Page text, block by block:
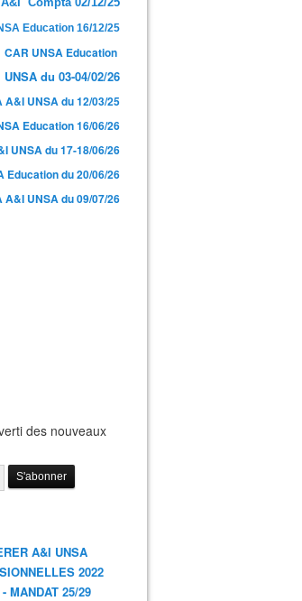
: Problèmes majeurs et mesures
Education 16/12/25
CAR UNSA Education
du 03-04/02/26
A&I UNSA du 12/03/25
Education 16/06/26
UNSA du 17-18/06/26
Education du 20/06/26
A&I UNSA du 09/07/26
des nouveaux
A&I UNSA
2022
MANDAT 25/29